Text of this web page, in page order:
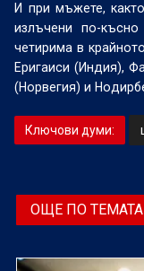
И при мъжете,
излъчени по-
четирима в
Еригаиси (Индия),
(Норвегия) и
Ключови думи:
ОЩЕ ПО ТЕМАТА